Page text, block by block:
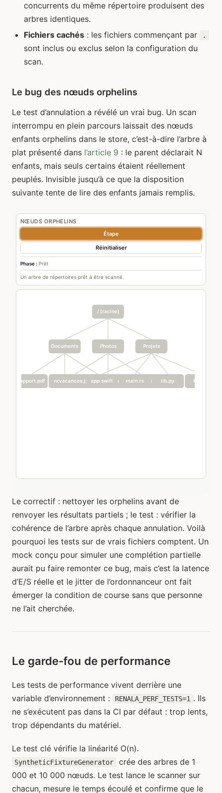
concurrents du même répertoire produisent des
arbres identiques.
Fichiers cachés : les fichiers commençant par .
sont inclus ou exclus selon la configuration du
scan.
Le bug des nœuds orphelins
Le test d’annulation a révélé un vrai bug. Un scan
interrompu en plein parcours laissait des nœuds
enfants orphelins dans le store, c’est-à-dire l’arbre à
plat présenté dans l’article 9 : le parent déclarait N
enfants, mais seuls certains étaient réellement
peuplés. Invisible jusqu’à ce que la disposition
suivante tente de lire des enfants jamais remplis.
Le correctif : nettoyer les orphelins avant de
renvoyer les résultats partiels ; le test : vérifier la
cohérence de l’arbre après chaque annulation. Voilà
pourquoi les tests sur de vrais fichiers comptent. Un
mock conçu pour simuler une complétion partielle
aurait pu faire remonter ce bug, mais c’est la latence
d’E/S réelle et le jitter de l’ordonnanceur ont fait
émerger la condition de course sans que personne
ne l’ait cherchée.
Le garde-fou de performance
Les tests de performance vivent derrière une
variable d’environnement :
RENALA_PERF_TESTS=1 . Ils
ne s’exécutent pas dans la CI par défaut : trop lents,
trop dépendants du matériel.
Le test clé vérifie la linéarité O(n).
SyntheticFixtureGenerator
crée des arbres de 1
000 et 10 000 nœuds. Le test lance le scanner sur
chacun, mesure le temps écoulé et confirme que le